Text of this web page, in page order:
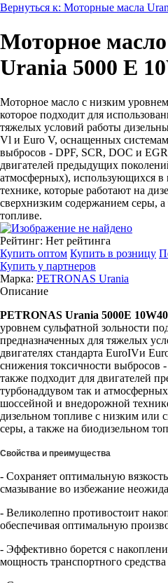
Вернуться к: Моторные масла
Моторное
Urania 5000 E
Моторное масло с низким
которое подходит для
тяжелых условий работы
Vl и Euro V, оснащенных
выбросов - DPF, SCR, DOC и
двигателей предыдущих
атмосферных), использующихся
технике, которые работают на
сверхнизким содержанием серы,
топливе.
Рейтинг: Нет рейтинга
Купить оптом Купить в розницу
Купить у партнеров
Марка: PETRONAS Urania
Описание
PETRONAS Urania 5000E 10W40
уровнем сульфатной зольности
предназначенных для тяжелых
двигателях стандарта EuroIVи
снижения токсичности
также подходит для двигателей
турбонаддувом так и
шоссейной и внедорожной
дизельном топливе с низким или
серы, а также на биодизельном
Свойства и преимущества
- Сохраняет оптимальную
смазывание во избежание
- Великолепно противостоит
обеспечивая оптимальную
- Эффективно борется с
мощность транспортного средства